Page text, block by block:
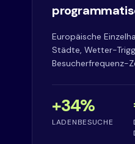
Europäische
Städte, Wetter-
Besucherfrequenz-
+34%
LADENBESUCHE